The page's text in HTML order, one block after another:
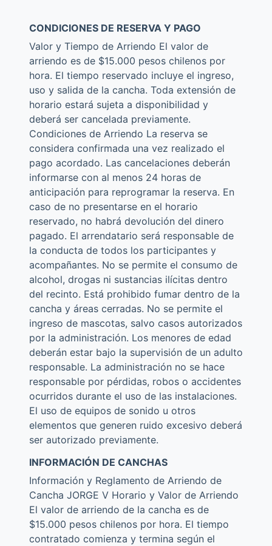
CONDICIONES DE RESERVA Y PAGO
Valor y Tiempo de Arriendo El valor de
arriendo es de $15.000 pesos chilenos por
hora. El tiempo reservado incluye el ingreso,
uso y salida de la cancha. Toda extensión de
horario estará sujeta a disponibilidad y
deberá ser cancelada previamente.
Condiciones de Arriendo La reserva se
considera confirmada una vez realizado el
pago acordado. Las cancelaciones deberán
informarse con al menos 24 horas de
anticipación para reprogramar la reserva. En
caso de no presentarse en el horario
reservado, no habrá devolución del dinero
pagado. El arrendatario será responsable de
la conducta de todos los participantes y
acompañantes. No se permite el consumo de
alcohol, drogas ni sustancias ilícitas dentro
del recinto. Está prohibido fumar dentro de la
cancha y áreas cerradas. No se permite el
ingreso de mascotas, salvo casos autorizados
por la administración. Los menores de edad
deberán estar bajo la supervisión de un adulto
responsable. La administración no se hace
responsable por pérdidas, robos o accidentes
ocurridos durante el uso de las instalaciones.
El uso de equipos de sonido u otros
elementos que generen ruido excesivo deberá
ser autorizado previamente.
INFORMACIÓN DE CANCHAS
Información y Reglamento de Arriendo de
Cancha JORGE V Horario y Valor de Arriendo
El valor de arriendo de la cancha es de
$15.000 pesos chilenos por hora. El tiempo
contratado comienza y termina según el